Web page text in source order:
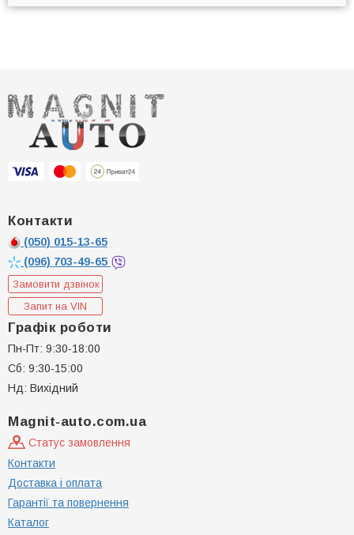
Контакти
(050) 015-13-65
(096) 703-49-65
Замовити дзвінок
Запит на VIN
Графік роботи
Пн-Пт: 9:30-18:00
Сб: 9:30-15:00
Нд: Вихідний
Magnit-auto.com.ua
Статус замовлення
Контакти
Доставка і оплата
Гарантії та повернення
Каталог